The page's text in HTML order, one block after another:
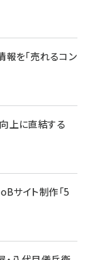
を「売れるコン
上に直結する
サイト制作「5